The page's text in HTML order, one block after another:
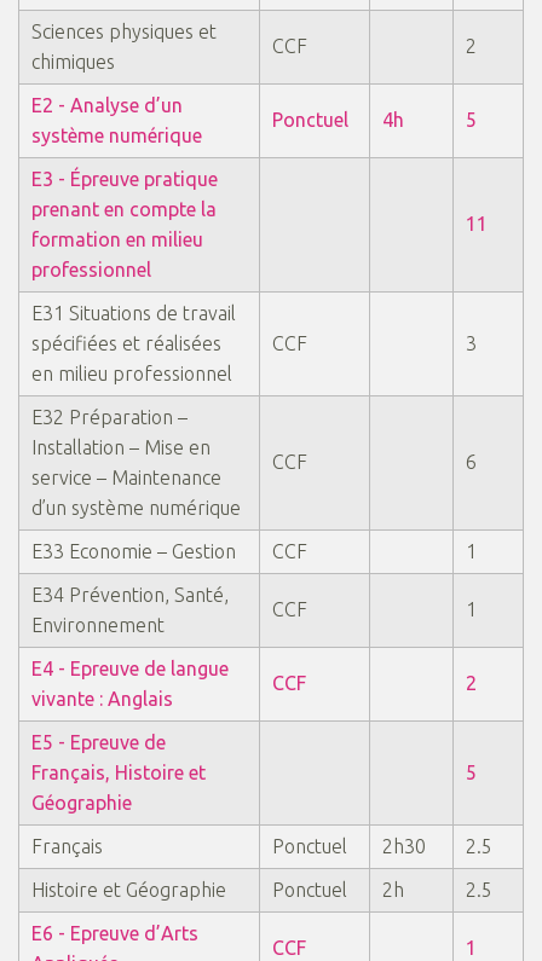
Sciences physiques et
chimiques
CCF 2
E2 - Analyse d’un
système numérique
Ponctuel 4h 5
E3 - Épreuve pratique
prenant en compte la
formation en milieu
professionnel
11
E31 Situations de travail
spécifiées et réalisées
en milieu professionnel
CCF 3
E32 Préparation –
Installation – Mise en
service – Maintenance
d’un système numérique
CCF 6
E33 Economie – Gestion CCF
1
E34 Prévention, Santé,
Environnement
CCF 1
E4 - Epreuve de langue
vivante : Anglais
CCF 2
E5 - Epreuve de
Français, Histoire et
Géographie
5
Français Ponctuel 2h30
2.5
Histoire et Géographie
Ponctuel 2h
2.5
E6 - Epreuve d’Arts
CCF 1